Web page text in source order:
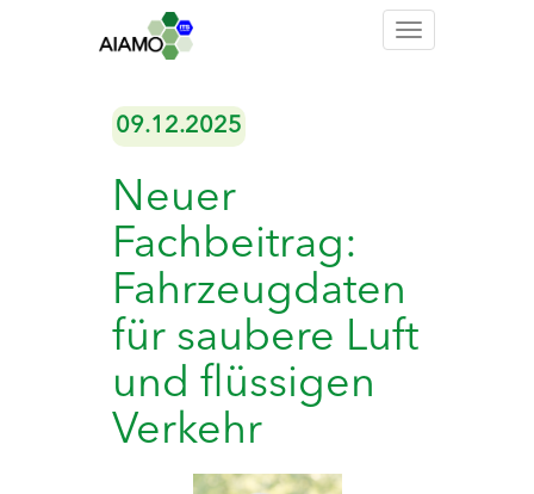
Toggle
09.12.2025
Neuer
Fachbeitrag:
Fahrzeugdaten
für saubere Luft
und flüssigen
Verkehr